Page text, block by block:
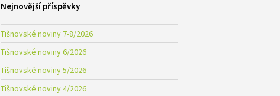
Nejnovější příspěvky
Tišnovské noviny 7-8/2026
Tišnovské noviny 6/2026
Tišnovské noviny 5/2026
Tišnovské noviny 4/2026